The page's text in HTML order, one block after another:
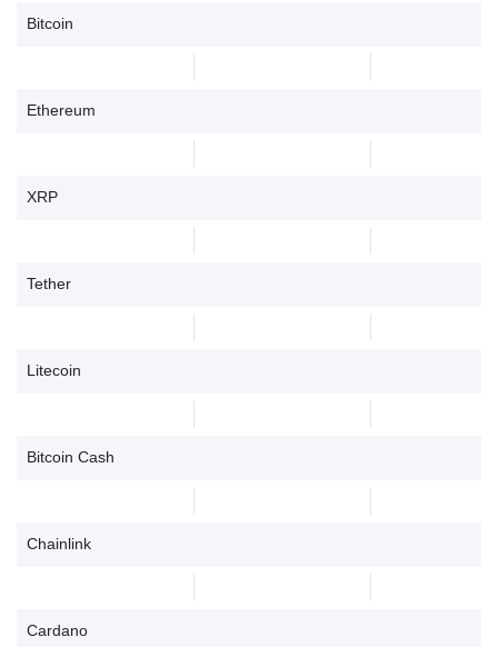
Bitcoin
Ethereum
XRP
Tether
Litecoin
Bitcoin Cash
Chainlink
Cardano